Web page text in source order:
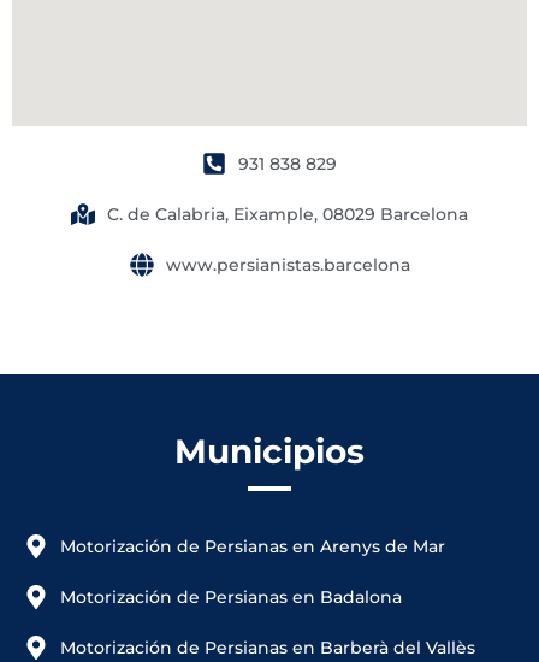
931 838 829
C. de Calabria, Eixample, 08029 Barcelona
www.persianistas.barcelona
Municipios
Motorización de Persianas en Arenys de Mar
Motorización de Persianas en Badalona
Motorización de Persianas en Barberà del Vallès